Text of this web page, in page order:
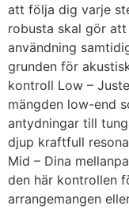
att följa dig varje
robusta skal gör
användning
grunden för
kontroll Low –
mängden low-end
antydningar till
djup kraftfull
Mid – Dina
den här kontrollen
arrangemangen